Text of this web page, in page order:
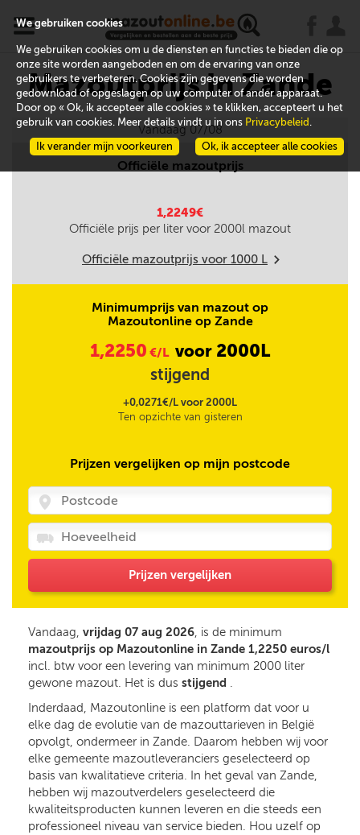
x
Mazoutprijs in Zande
Vandaag 07/08
Officiële mazoutprijs
1,2249€
Officiële prijs per liter voor 2000l mazout
Officiële mazoutprijs voor 1000 L m
Minimumprijs van mazout op
Mazoutonline op Zande
1,2250 €/L voor 2000L
stijgend
+0,0271€/L voor 2000L
Ten opzichte van gisteren
Prijzen vergelijken op mijn postcode
Prijzen vergelijken
Vandaag, vrijdag 07 aug 2026, is de minimum
mazoutprijs op Mazoutonline in Zande 1,2250 euros/l
incl. btw voor een levering van minimum 2000 liter
gewone mazout. Het is dus stijgend .
Inderdaad, Mazoutonline is een platform dat voor u
elke dag de evolutie van de mazouttarieven in België
opvolgt, ondermeer in Zande. Daarom hebben wij voor
elke gemeente mazoutleveranciers geselecteerd op
basis van kwalitatieve criteria. In het geval van Zande,
hebben wij mazoutverdelers geselecteerd die
kwaliteitsproducten kunnen leveren en die steeds een
professioneel niveau van service bieden. Hou uzelf op
We gebruiken cookies
We gebruiken cookies om u de diensten en functies te bieden die op
onze site worden aangeboden en om de ervaring van onze
gebruikers te verbeteren. Cookies zijn gegevens die worden
gedownload of opgeslagen op uw computer of ander apparaat.
Door op « Ok, ik accepteer alle cookies » te klikken, accepteert u het
gebruik van cookies. Meer details vindt u in ons Privacybeleid .
Ok, ik accepteer alle cookies
Ik verander mijn voorkeuren